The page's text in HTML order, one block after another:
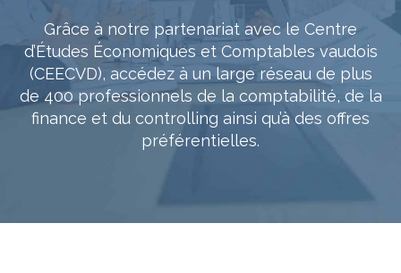
Entretien conseil
Grâce à notre partenariat avec le Centre
d’Études Économiques et Comptables vaudois
(CEECVD), accédez à un large réseau de plus
de 400 professionnels de la comptabilité, de la
finance et du controlling ainsi qu’à des offres
préférentielles.